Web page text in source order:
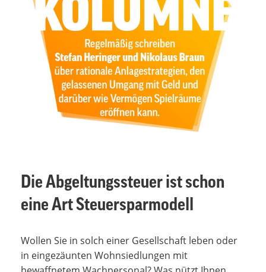
Die Abgeltungssteuer ist schon
eine Art Steuersparmodell
Wollen Sie in solch einer Gesellschaft leben oder
in eingezäunten Wohnsiedlungen mit